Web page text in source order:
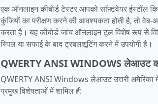
एक ऑनलाइन कीबोर्ड टेस्टर आपको सॉफ़्टवेयर इंस्टॉल
कुंजियों का परीक्षण करने की आवश्यकता होती है, तो
करता है। यह कीबोर्ड जांच ऑनलाइन टूल विशेष रूप से
स्पिल या सफाई के बाद ट्रबलशूटिंग करने में उपयोगी है।
QWERTY ANSI WINDOWS लेआउट को
QWERTY ANSI Windows लेआउट उत्तरी अमेरिका
प्रमुख विशेषताओं में शामिल हैं: